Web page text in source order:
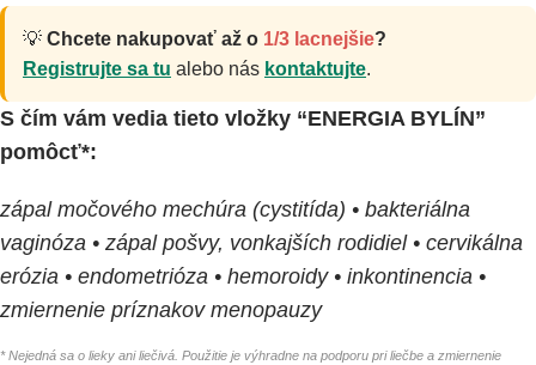
💡 Chcete nakupovať až o 1/3 lacnejšie?
Registrujte sa tu alebo nás kontaktujte.
S čím vám vedia tieto vložky “ENERGIA BYLÍN”
pomôcť*:
zápal močového mechúra (cystitída) • bakteriálna
vaginóza • zápal pošvy, vonkajších rodidiel • cervikálna
erózia • endometrióza • hemoroidy • inkontinencia •
zmiernenie príznakov menopauzy
* Nejedná sa o lieky ani liečivá. Použitie je výhradne na podporu pri liečbe a zmiernenie